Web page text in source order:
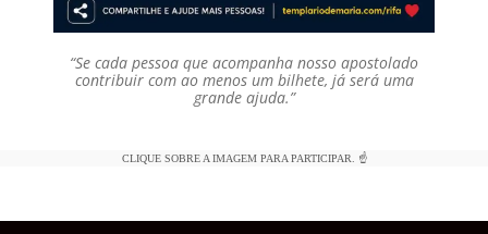
“Se cada pessoa que acompanha nosso apostolado
contribuir com ao menos um bilhete, já será uma
grande ajuda.”
CLIQUE SOBRE A IMAGEM PARA PARTICIPAR. ☝️